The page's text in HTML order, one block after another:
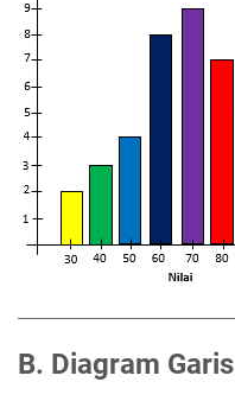
B. Diagram Garis